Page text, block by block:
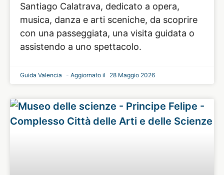
Santiago Calatrava, dedicato a opera,
musica, danza e arti sceniche, da scoprire
con una passeggiata, una visita guidata o
assistendo a uno spettacolo.
Guida Valencia 28 Maggio 2026